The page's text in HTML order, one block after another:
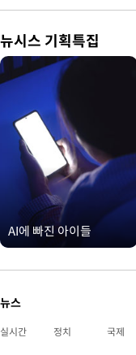
뉴시스 기획특집
AI에 빠진 아이들
뉴스
실시간 정치 국제